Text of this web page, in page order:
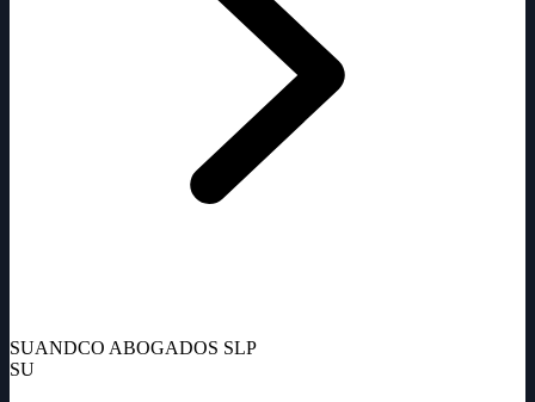
SUANDCO ABOGADOS SLP
SU